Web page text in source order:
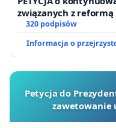
związanych z
320 podpisów
Informacja o
Petycja do
zawetowanie